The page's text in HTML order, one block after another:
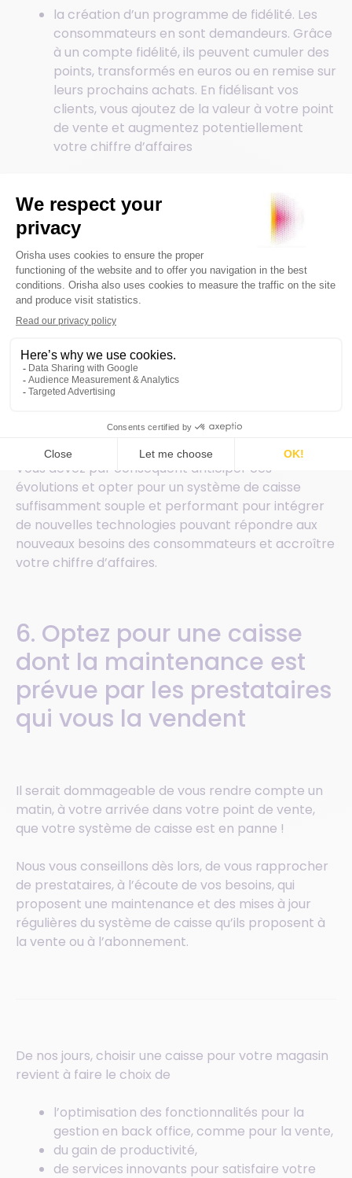
la création d’un programme de fidélité. Les
consommateurs en sont demandeurs. Grâce
à un compte fidélité, ils peuvent cumuler des
points, transformés en euros ou en remise sur
leurs prochains achats. En fidélisant vos
clients, vous ajoutez de la valeur à votre point
de vente et augmentez potentiellement
votre chiffre d’affaires
5. En 2021, choisissez une
caisse moderne et
évolutive pour votre
magasin
Au rythme où avance la technologie, il y à fort à
parier que de nouvelles fonctionnalités seront
bientôt nécessaires pour vous permettre de gérer
Vous devez par conséquent anticiper ces
évolutions et opter pour un système de caisse
suffisamment souple et performant pour intégrer
de nouvelles technologies pouvant répondre aux
nouveaux besoins des consommateurs et accroître
votre chiffre d’affaires.
6. Optez pour une caisse
dont la maintenance est
prévue par les prestataires
qui vous la vendent
Il serait dommageable de vous rendre compte un
matin, à votre arrivée dans votre point de vente,
que votre système de caisse est en panne !
Nous vous conseillons dès lors, de vous rapprocher
de prestataires, à l’écoute de vos besoins, qui
proposent une maintenance et des mises à jour
régulières du système de caisse qu’ils proposent à
la vente ou à l’abonnement.
De nos jours, choisir une caisse pour votre magasin
revient à faire le choix de
l’optimisation des fonctionnalités pour la
gestion en back office, comme pour la vente,
du gain de productivité,
de services innovants pour satisfaire votre